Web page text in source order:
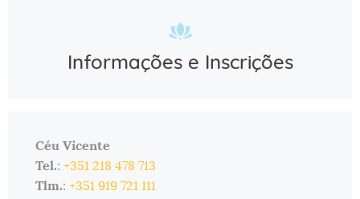
Informações e Inscrições
Céu Vicente
Tel.:+351 218 478 713
Tlm.:+351 919 721 111